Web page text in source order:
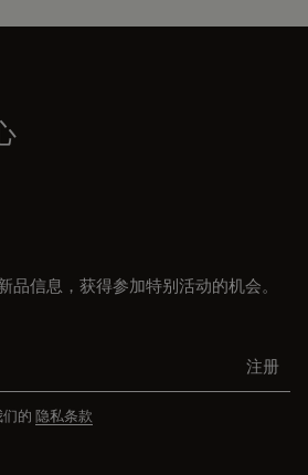
品信息，获得参加特别活动的机会。
注册
的 隐私条款